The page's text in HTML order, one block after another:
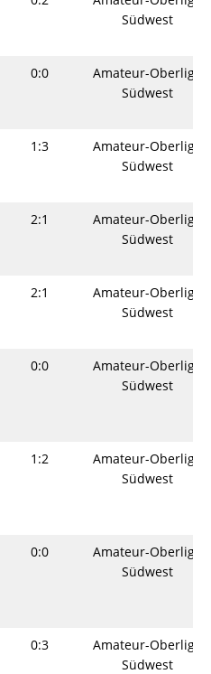
Südwest
0:0
Amateur-Oberliga
Südwest
1:3
Amateur-Oberliga
Südwest
2:1
Amateur-Oberliga
Südwest
2:1
Amateur-Oberliga
Südwest
0:0
Amateur-Oberliga
Südwest
1:2
Amateur-Oberliga
Südwest
0:0
Amateur-Oberliga
Südwest
0:3
Amateur-Oberliga
Südwest